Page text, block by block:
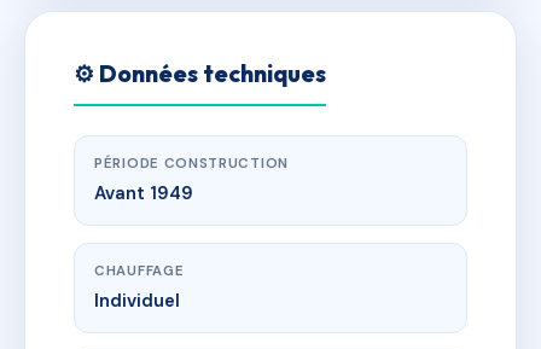
⚙️ Données techniques
PÉRIODE CONSTRUCTION
Avant 1949
CHAUFFAGE
Individuel